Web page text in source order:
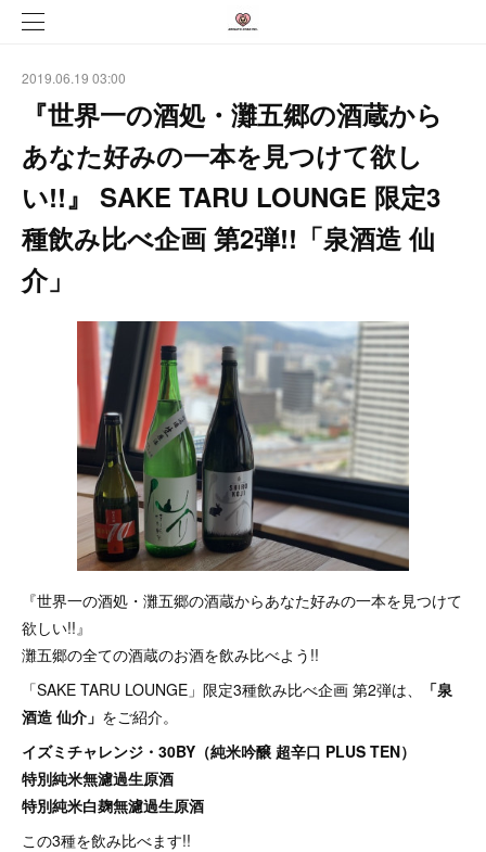
2019.06.19 03:00
『世界一の酒処・灘五郷の酒蔵から
あなた好みの一本を見つけて欲し
い!!』 SAKE TARU LOUNGE 限定3
種飲み比べ企画 第2弾!!「泉酒造 仙
介」
『世界一の酒処・灘五郷の酒蔵からあなた好みの一本を見つけて
欲しい!!』
灘五郷の全ての酒蔵のお酒を飲み比べよう!!
「SAKE TARU LOUNGE」限定3種飲み比べ企画 第2弾は、
「泉
酒造 仙介」 をご紹介。
イズミチャレンジ・30BY（純米吟醸 超辛口 PLUS TEN）
特別純米無濾過生原酒
特別純米白麹無濾過生原酒
この3種を飲み比べます!!